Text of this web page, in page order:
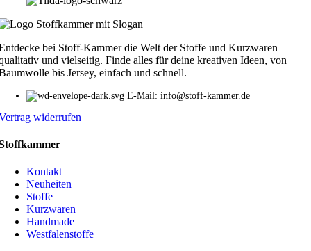
bei Stoff-Kammer die Welt der Stoffe und Kurzwaren –
und vielseitig. Finde alles für deine kreativen Ideen, von
bis Jersey, einfach und schnell.
E-Mail: info@stoff-kammer.de
widerrufen
Kontakt
Neuheiten
Stoffe
Kurzwaren
Handmade
Westfalenstoffe